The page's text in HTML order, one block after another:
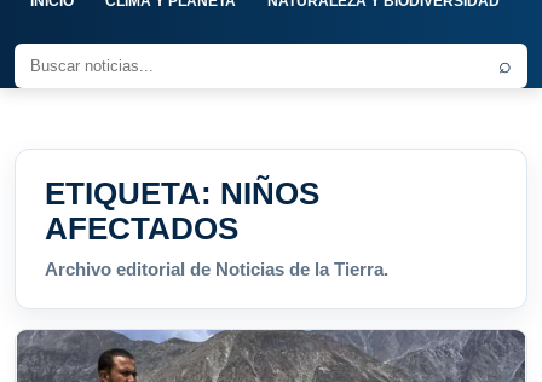
⌕
ETIQUETA: NIÑOS
AFECTADOS
Archivo editorial de Noticias de la Tierra.